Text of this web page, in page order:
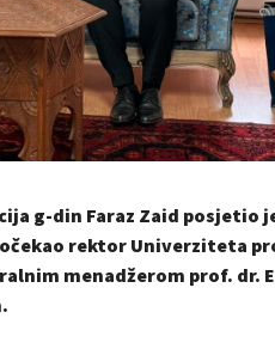
g-din Faraz Zaid posjetio
rektor Univerziteta
menadžerom prof. dr.